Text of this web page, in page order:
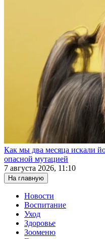
Как мы два месяца искали
опасной мутацией
7 августа 2026, 11:10
На главную
Новости
Воспитание
Уход
Здоровье
Зооменю